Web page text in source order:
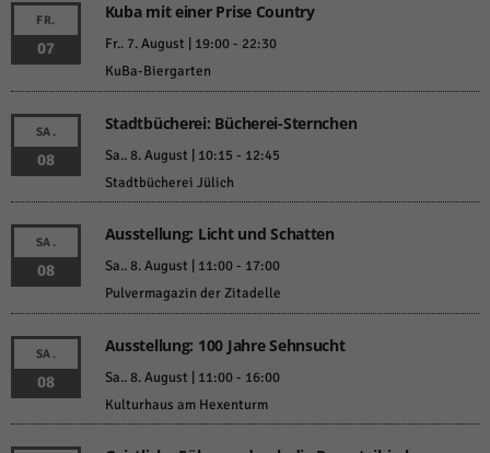
FR.
07
Kuba mit einer Prise Country
Fr.. 7. August | 19:00- 22:30
KuBa-Biergarten
SA.
08
Stadtbücherei: Bücherei-Sternchen
Sa.. 8. August | 10:15 - 12:45
Stadtbücherei Jülich
SA.
08
Ausstellung: Licht und Schatten
Sa.. 8. August | 11:00- 17:00
Pulvermagazin der Zitadelle
SA.
08
Ausstellung: 100 Jahre Sehnsucht
Sa.. 8. August | 11:00- 16:00
Kulturhaus am Hexenturm